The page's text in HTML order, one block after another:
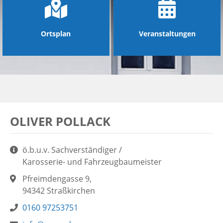
Ortsplan Veranstaltungen
OLIVER POLLACK
Aufgaben:
ö.b.u.v. Sachverständiger /
Karosserie- und Fahrzeugbaumeister
Adresse:
Pfreimdengasse 9,
94342 Straßkirchen
Telefon:
0160 97253751